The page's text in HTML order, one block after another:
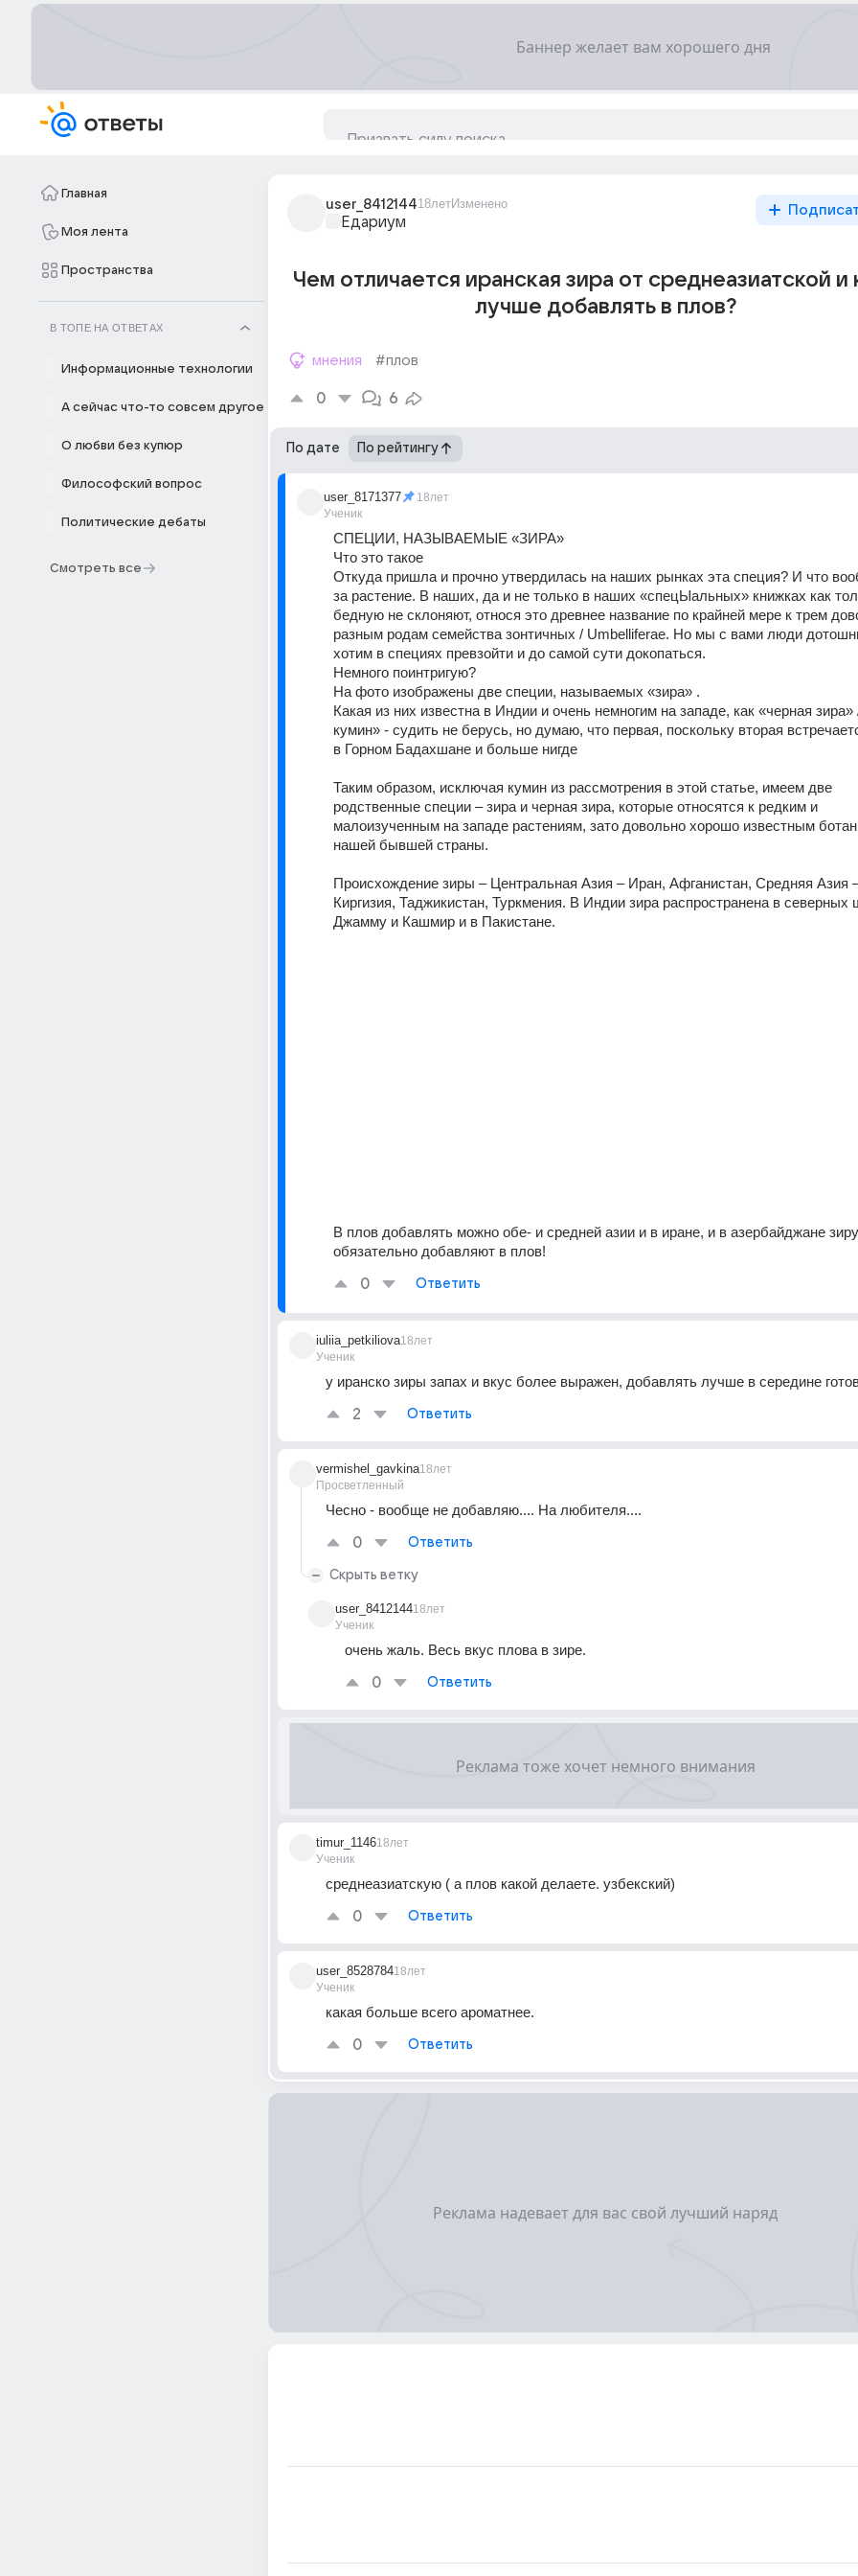
Главная
Моя лента
Пространства
В ТОПЕ НА ОТВЕТАХ
Информационные технологии
А сейчас что-то совсем другое
О любви без купюр
Философский вопрос
Политические дебаты
Смотреть все
user_841214418летИзменено
Едариум
Чем отличается иранская зира от среднеазиатской и
лучше добавлять в плов?
мнения #плов
0 6
По дате По рейтингу
user_8171377
Ученик
18лет
СПЕЦИИ, НАЗЫВАЕМЫЕ «ЗИРА»
Что это такое
Откуда пришла и прочно утвердилась на наших рынках эта специя? И что
за растение. В наших, да и не только в наших «спецЫальных» книжках как
бедную не склоняют, относя это древнее название по крайней мере к трем
разным родам семейства зонтичных / Umbelliferae. Но мы с вами люди
хотим в специях превзойти и до самой сути докопаться.
Немного поинтригую?
На фото изображены две специи, называемых «зира» .
Какая из них известна в Индии и очень немногим на западе, как «черная
кумин» - судить не берусь, но думаю, что первая, поскольку вторая
в Горном Бадахшане и больше нигде
Таким образом, исключая кумин из рассмотрения в этой статье, имеем две
родственные специи – зира и черная зира, которые относятся к редким и
малоизученным на западе растениям, зато довольно хорошо известным
нашей бывшей страны.
Происхождение зиры – Центральная Азия – Иран, Афганистан, Средняя Азия
Киргизия, Таджикистан, Туркмения. В Индии зира распространена в северных
Джамму и Кашмир и в Пакистане.
В плов добавлять можно обе- и средней азии и в иране, и в азербайджане зиру
обязательно добавляют в плов!
0 Ответить
iuliia_petkiliova
Ученик
18лет
у иранско зиры запах и вкус более выражен, добавлять лучше в середине
2 Ответить
vermishel_gavkina
Просветленный
18лет
Чесно - вообще не добавляю.... На любителя....
0 Ответить
Скрыть ветку
user_8412144
Ученик
18лет
очень жаль. Весь вкус плова в зире.
0 Ответить
timur_1146
Ученик
18лет
среднеазиатскую ( а плов какой делаете. узбекский)
0 Ответить
user_8528784
Ученик
18лет
какая больше всего ароматнее.
0 Ответить